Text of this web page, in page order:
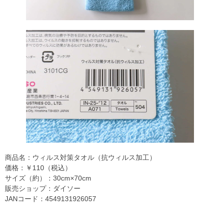
商品名：ウィルス対策タオル（抗ウィルス加工）
価格：￥110（税込）
サイズ（約）：30cm×70cm
販売ショップ：ダイソー
JANコード：4549131926057